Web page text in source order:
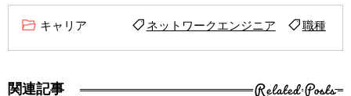
キャリア ネットワークエンジニア 職種
関連記事 Related Posts